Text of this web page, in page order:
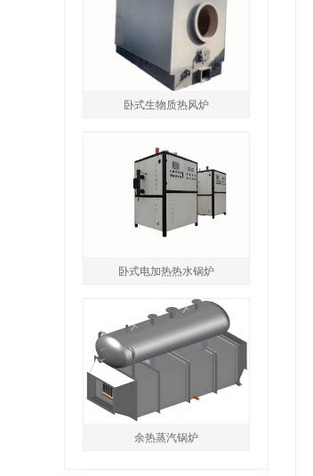
卧式生物质热风炉
卧式电加热热水锅炉
余热蒸汽锅炉